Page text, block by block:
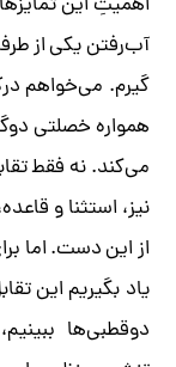
آب‌رفتن یکی از
گیرم. می‌خواهم
همواره خصلتی
می‌کند. نه فقط
نیز، استثنا و
از این دست. اما
یاد بگیریم این
دو‌قطبی‌ها